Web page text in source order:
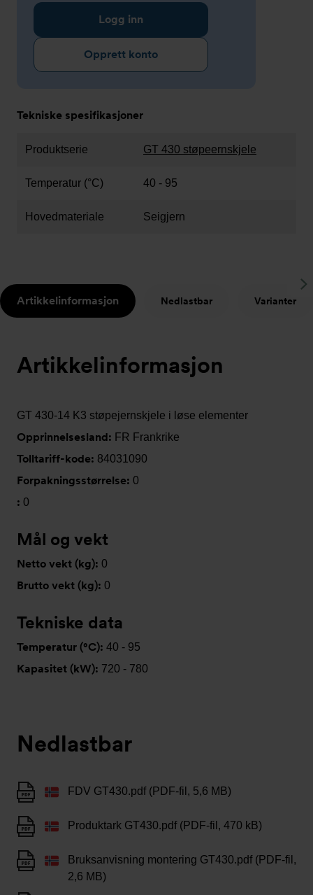
Logg inn
Opprett konto
Tekniske spesifikasjoner
Produktserie GT 430 støpeernskjele
Temperatur (°C) 40 - 95
Hovedmateriale Seigjern
Artikkelinformasjon Nedlastbar Varianter
Artikkelinformasjon
GT 430-14 K3 støpejernskjele i løse elementer
Opprinnelsesland: FR Frankrike
Tolltariff-kode: 84031090
Forpakningsstørrelse: 0
: 0
Mål og vekt
Netto vekt (kg): 0
Brutto vekt (kg): 0
Tekniske data
Temperatur (°C): 40 - 95
Kapasitet (kW): 720 - 780
Nedlastbar
FDV GT430.pdf (PDF-fil, 5,6 MB)
Produktark GT430.pdf (PDF-fil, 470 kB)
Bruksanvisning montering GT430.pdf (PDF-fil,
2,6 MB)